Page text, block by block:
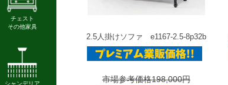
2.5人掛けソファ e1167-2.5-8p32b
市場参考価格198,000円